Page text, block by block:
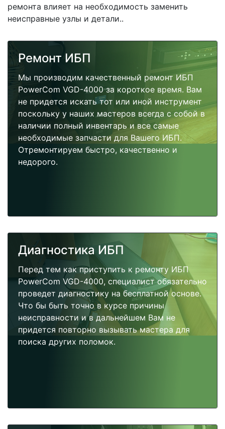
ремонта влияет на необходимость заменить
неисправные узлы и детали..
Ремонт ИБП
Мы производим качественный ремонт ИБП
PowerCom VGD-4000 за короткое время. Вам
не придется искать тот или иной инструмент
поскольку у наших мастеров всегда с собой в
наличии полный инвентарь и все самые
необходимые запчасти для Вашего ИБП.
Отремонтируем быстро, качественно и
недорого.
Диагностика ИБП
Перед тем как приступить к ремонту ИБП
PowerCom VGD-4000, специалист обязательно
проведет диагностику на бесплатной основе.
Что бы быть точно в курсе причины
неисправности и в дальнейшем Вам не
придется повторно вызывать мастера для
поиска других поломок.